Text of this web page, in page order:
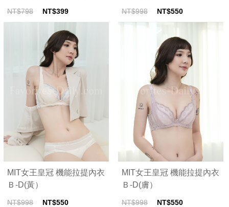
NT$798 NT$399 NT$998 NT$550
MIT女王皇冠 機能拉提內衣
Ｂ-D(黃）
NT$998 NT$550
MIT女王皇冠 機能拉提內衣
Ｂ-D(膚）
NT$998 NT$550